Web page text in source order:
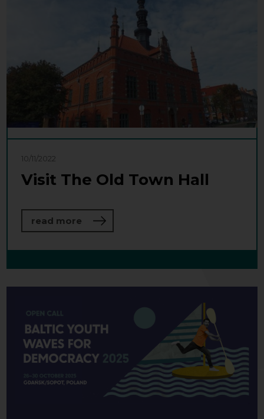
10/11/2022
Visit The Old Town Hall
read moreabout Visit The Old Town Hall